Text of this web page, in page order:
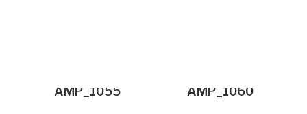
AMP_1055 AMP_1060